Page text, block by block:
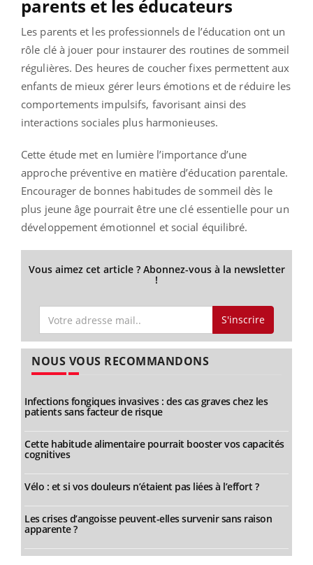
parents et les éducateurs
Les parents et les professionnels de l’éducation ont un
rôle clé à jouer pour instaurer des routines de sommeil
régulières. Des heures de coucher fixes permettent aux
enfants de mieux gérer leurs émotions et de réduire les
comportements impulsifs, favorisant ainsi des
interactions sociales plus harmonieuses.
Cette étude met en lumière l’importance d’une
approche préventive en matière d’éducation parentale.
Encourager de bonnes habitudes de sommeil dès le
plus jeune âge pourrait être une clé essentielle pour un
développement émotionnel et social équilibré.
Vous aimez cet article ? Abonnez-vous à la newsletter
!
S'inscrire
NOUS VOUS RECOMMANDONS
Infections fongiques invasives : des cas graves chez les
patients sans facteur de risque
Cette habitude alimentaire pourrait booster vos capacités
cognitives
Vélo : et si vos douleurs n’étaient pas liées à l’effort ?
Les crises d’angoisse peuvent-elles survenir sans raison
apparente ?